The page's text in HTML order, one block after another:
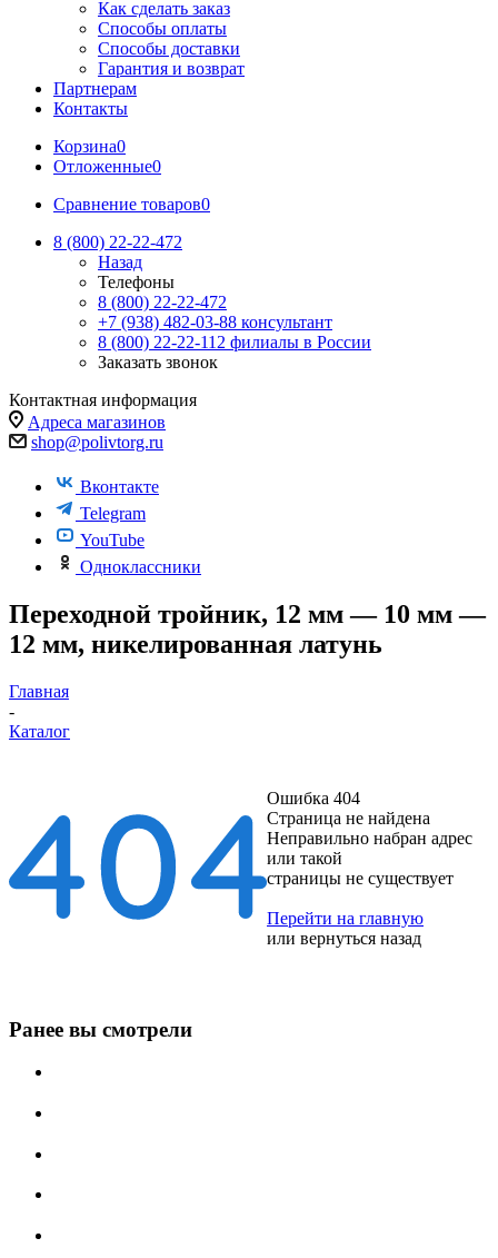
Как сделать заказ
Способы оплаты
Способы доставки
Гарантия и возврат
Партнерам
Контакты
Корзина0
Отложенные0
Сравнение товаров0
8 (800) 22-22-472
Назад
Телефоны
8 (800) 22-22-472
+7 (938) 482-03-88 консультант
8 (800) 22-22-112 филиалы в России
Заказать звонок
Контактная информация
Адреса магазинов
shop@polivtorg.ru
Вконтакте
Telegram
YouTube
Одноклассники
Переходной тройник, 12 мм — 10 мм —
12 мм, никелированная латунь
Главная
-
Каталог
Ошибка 404
Страница не найдена
Неправильно набран адрес
или такой
страницы не существует
Перейти на главную
или вернуться назад
Ранее вы смотрели